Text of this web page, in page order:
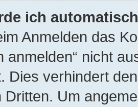
ich
Anmelden das
anmelden“ nicht
Dies verhindert
Dritten. Um